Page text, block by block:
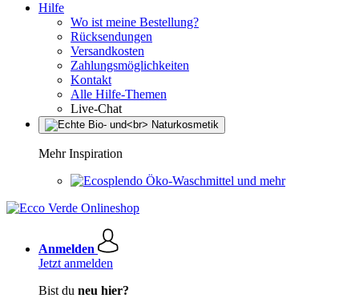
Hilfe
Wo ist meine Bestellung?
Rücksendungen
Versandkosten
Zahlungsmöglichkeiten
Kontakt
Alle Hilfe-Themen
Live-Chat
Mehr Inspiration
Öko-Waschmittel und mehr
Anmelden
Jetzt anmelden
Bist du neu hier?